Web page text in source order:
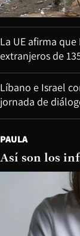
La UE afirma
extranjeros de
Líbano e Israel
jornada de
PAULA
Así son los